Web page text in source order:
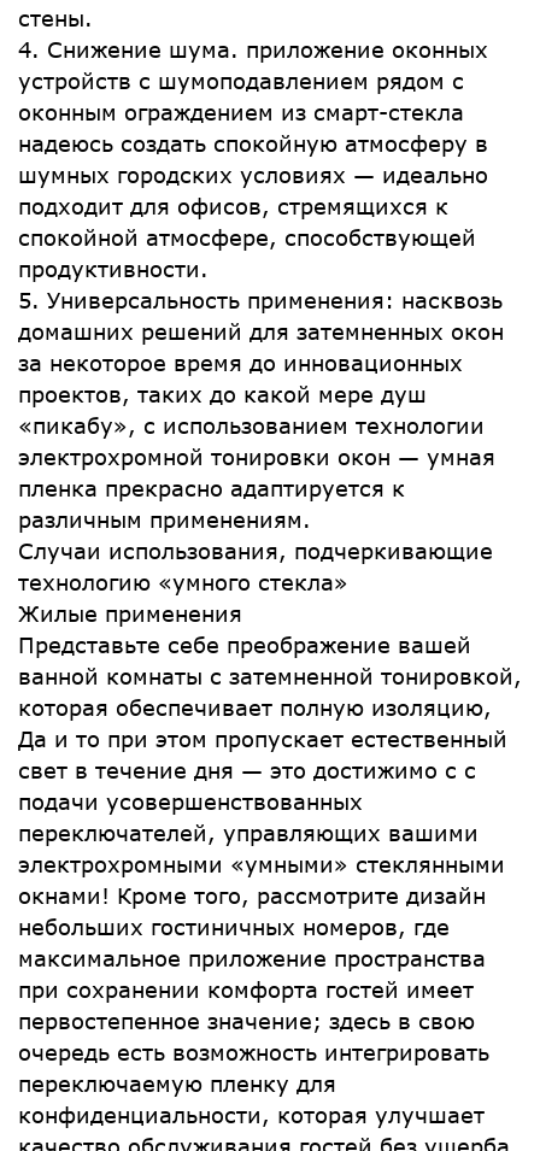
стены.
4. Снижение шума. приложение оконных
устройств с шумоподавлением рядом с
оконным ограждением из смарт-стекла
надеюсь создать спокойную атмосферу в
шумных городских условиях — идеально
подходит для офисов, стремящихся к
спокойной атмосфере, способствующей
продуктивности.
5. Универсальность применения: насквозь
домашних решений для затемненных окон
за некоторое время до инновационных
проектов, таких до какой мере душ
«пикабу», с использованием технологии
электрохромной тонировки окон — умная
пленка прекрасно адаптируется к
различным применениям.
Случаи использования, подчеркивающие
технологию «умного стекла»
Жилые применения
Представьте себе преображение вашей
ванной комнаты с затемненной тонировкой,
которая обеспечивает полную изоляцию,
Да и то при этом пропускает естественный
свет в течение дня — это достижимо с с
подачи усовершенствованных
переключателей, управляющих вашими
электрохромными «умными» стеклянными
окнами! Кроме того, рассмотрите дизайн
небольших гостиничных номеров, где
максимальное приложение пространства
при сохранении комфорта гостей имеет
первостепенное значение; здесь в свою
очередь есть возможность интегрировать
переключаемую пленку для
конфиденциальности, которая улучшает